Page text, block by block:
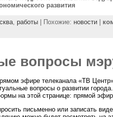
развития
, работы| Похожие: новости|
вопросы
эфире телеканала «ТВ
вопросы о развитии
на этой странице: прямой
письменно или записать